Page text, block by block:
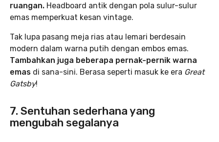
ruangan. Headboard antik dengan pola sulur-sulur
emas memperkuat kesan vintage.
Tak lupa pasang meja rias atau lemari berdesain
modern dalam warna putih dengan embos emas.
Tambahkan juga beberapa pernak-pernik warna
emas di sana-sini. Berasa seperti masuk ke era Great
Gatsby!
7. Sentuhan sederhana yang
mengubah segalanya